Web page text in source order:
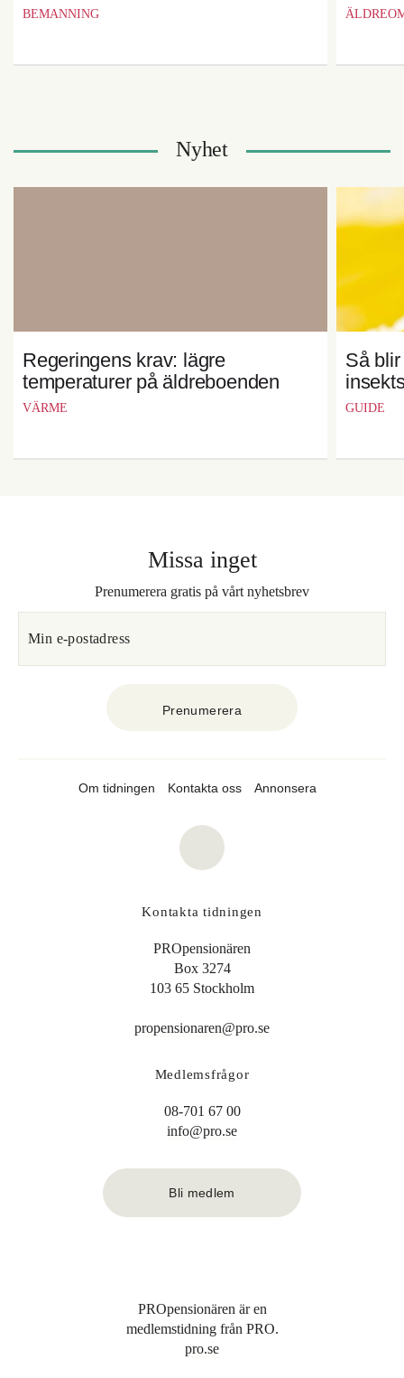
BEMANNING
Nyhet
Regeringens krav: lägre
temperaturer på äldreboenden
VÄRME
Så
GUIDE
Missa inget
Prenumerera gratis på vårt nyhetsbrev
Om tidningen Kontakta oss Annonsera
Kontakta tidningen
PROpensionären
Box 3274
103 65 Stockholm
propensionaren@pro.se
Medlemsfrågor
08-701 67 00
info@pro.se
Bli medlem
PROpensionären är en
medlemstidning från PRO.
pro.se